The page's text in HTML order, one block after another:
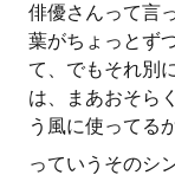
俳優さんって言
葉がちょっとず
て、でもそれ別
は、まあおそら
う風に使ってる
っていうそのシ